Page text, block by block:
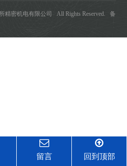
精密机电有限公司 All Rights Reserved. 备
留言 回到顶部